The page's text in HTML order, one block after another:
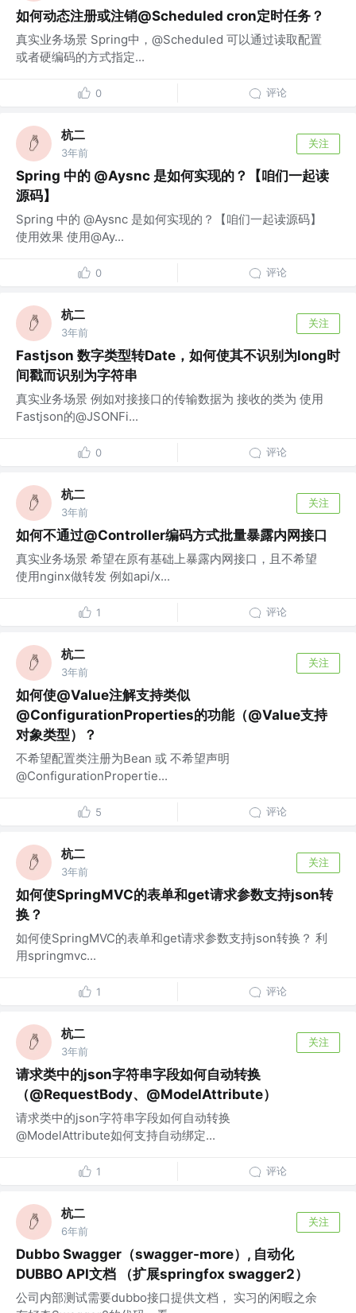
如何动态注册或注销@Scheduled cron定时任务？
真实业务场景 Spring中，@Scheduled 可以通过读取配置
或者硬编码的方式指定...
0 评论
杭二
3年前
关注
Spring 中的 @Aysnc 是如何实现的？【咱们一起读
源码】
Spring 中的 @Aysnc 是如何实现的？【咱们一起读源码】
使用效果 使用@Ay...
0 评论
杭二
3年前
关注
Fastjson 数字类型转Date，如何使其不识别为long时
间戳而识别为字符串
真实业务场景 例如对接接口的传输数据为 接收的类为 使用
Fastjson的@JSONFi...
0 评论
杭二
3年前
关注
如何不通过@Controller编码方式批量暴露内网接口
真实业务场景 希望在原有基础上暴露内网接口，且不希望
使用nginx做转发 例如api/x...
1 评论
杭二
3年前
关注
如何使@Value注解支持类似
@ConfigurationProperties的功能（@Value支持
对象类型）？
不希望配置类注册为Bean 或 不希望声明
@ConfigurationPropertie...
5 评论
杭二
3年前
关注
如何使SpringMVC的表单和get请求参数支持json转
换？
如何使SpringMVC的表单和get请求参数支持json转换？ 利
用springmvc...
1 评论
杭二
3年前
关注
请求类中的json字符串字段如何自动转换
（@RequestBody、@ModelAttribute）
请求类中的json字符串字段如何自动转换
@ModelAttribute如何支持自动绑定...
1 评论
杭二
6年前
关注
Dubbo Swagger（swagger-more）, 自动化
DUBBO API文档 （扩展springfox swagger2）
公司内部测试需要dubbo接口提供文档， 实习的闲暇之余